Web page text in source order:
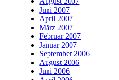
Juni 2007
April 2007
März 2007
Februar 2007
Januar 2007
September 2006
August 2006
Juni 2006